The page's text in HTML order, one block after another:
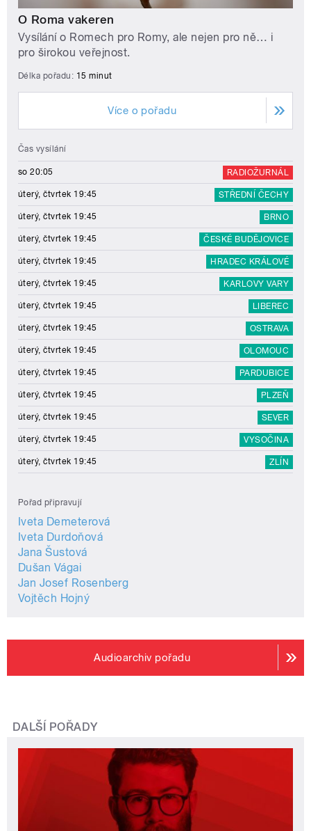
O Roma vakeren
Vysílání o Romech pro Romy, ale nejen pro ně… i
pro širokou veřejnost.
Délka pořadu: 15 minut
Více o pořadu
Čas vysílání
so 20:05 RADIOŽURNÁL
úterý, čtvrtek 19:45 STŘEDNÍ ČECHY
úterý, čtvrtek 19:45 BRNO
úterý, čtvrtek 19:45 ČESKÉ BUDĚJOVICE
úterý, čtvrtek 19:45 HRADEC KRÁLOVÉ
úterý, čtvrtek 19:45 KARLOVY VARY
úterý, čtvrtek 19:45 LIBEREC
úterý, čtvrtek 19:45 OSTRAVA
úterý, čtvrtek 19:45 OLOMOUC
úterý, čtvrtek 19:45 PARDUBICE
úterý, čtvrtek 19:45 PLZEŇ
úterý, čtvrtek 19:45 SEVER
úterý, čtvrtek 19:45 VYSOČINA
úterý, čtvrtek 19:45 ZLÍN
Pořad připravují
Iveta Demeterová
Iveta Durdoňová
Jana Šustová
Dušan Vágai
Jan Josef Rosenberg
Vojtěch Hojný
Audioarchiv pořadu
DALŠÍ POŘADY